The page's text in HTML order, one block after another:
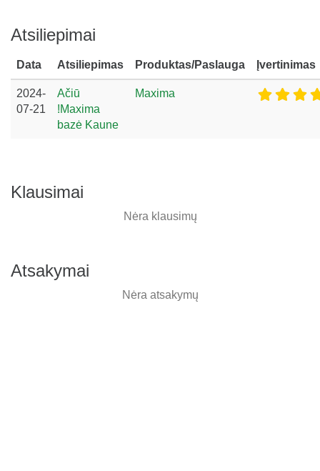
Atsiliepimai
Data Atsiliepimas Produktas/Paslauga Įvertinimas
2024-
07-21
Ačiū
!Maxima
bazė Kaune
Maxima
Klausimai
Nėra klausimų
Atsakymai
Nėra atsakymų